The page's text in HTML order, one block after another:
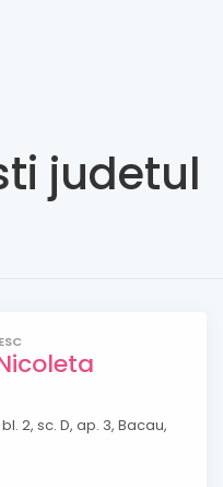
judetul
2, sc. D, ap. 3, Bacau,